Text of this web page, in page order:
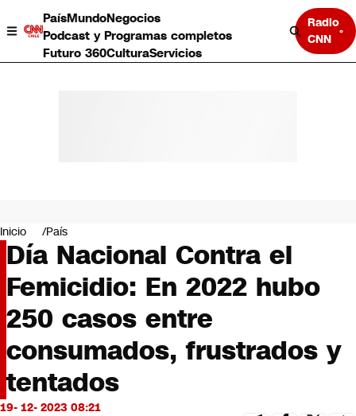
PaísMundoNegocios
Podcast y Programas completos
Futuro 360CulturaServicios
Radio
CNN
Negocios
Deportes
Programas completos
Cultura
Servicios
Bits
CNN tiempo
Futuro 360
Opinión
Inicio País
Día Nacional Contra el
Femicidio: En 2022 hubo
250 casos entre
consumados, frustrados y
tentados
19- 12- 2023 08:21